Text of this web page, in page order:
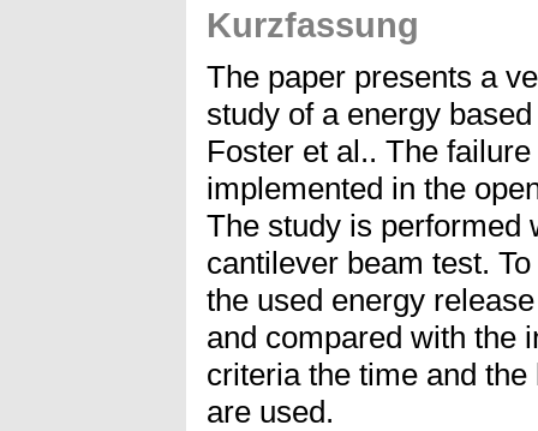
Kurzfassung
The paper presents a
study of a energy
Foster et al.. The
implemented in the
The study is performed
cantilever beam test.
the used energy
and compared with the
criteria the time and
are used.